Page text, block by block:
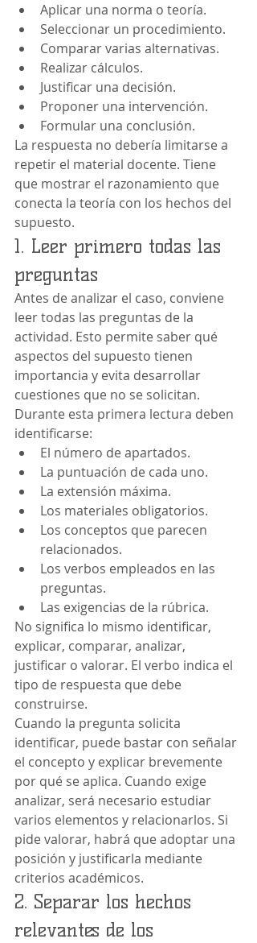
Aplicar una norma o teoría.
Seleccionar un procedimiento.
Comparar varias alternativas.
Realizar cálculos.
Justificar una decisión.
Proponer una intervención.
Formular una conclusión.
La respuesta no debería limitarse a
repetir el material docente. Tiene
que mostrar el razonamiento que
conecta la teoría con los hechos del
supuesto.
1. Leer primero todas las
preguntas
Antes de analizar el caso, conviene
leer todas las preguntas de la
actividad. Esto permite saber qué
aspectos del supuesto tienen
importancia y evita desarrollar
cuestiones que no se solicitan.
Durante esta primera lectura deben
identificarse:
El número de apartados.
La puntuación de cada uno.
La extensión máxima.
Los materiales obligatorios.
Los conceptos que parecen
relacionados.
Los verbos empleados en las
preguntas.
Las exigencias de la rúbrica.
No significa lo mismo identificar,
explicar, comparar, analizar,
justificar o valorar. El verbo indica el
tipo de respuesta que debe
construirse.
Cuando la pregunta solicita
identificar, puede bastar con señalar
el concepto y explicar brevemente
por qué se aplica. Cuando exige
analizar, será necesario estudiar
varios elementos y relacionarlos. Si
pide valorar, habrá que adoptar una
posición y justificarla mediante
criterios académicos.
2. Separar los hechos
relevantes de los